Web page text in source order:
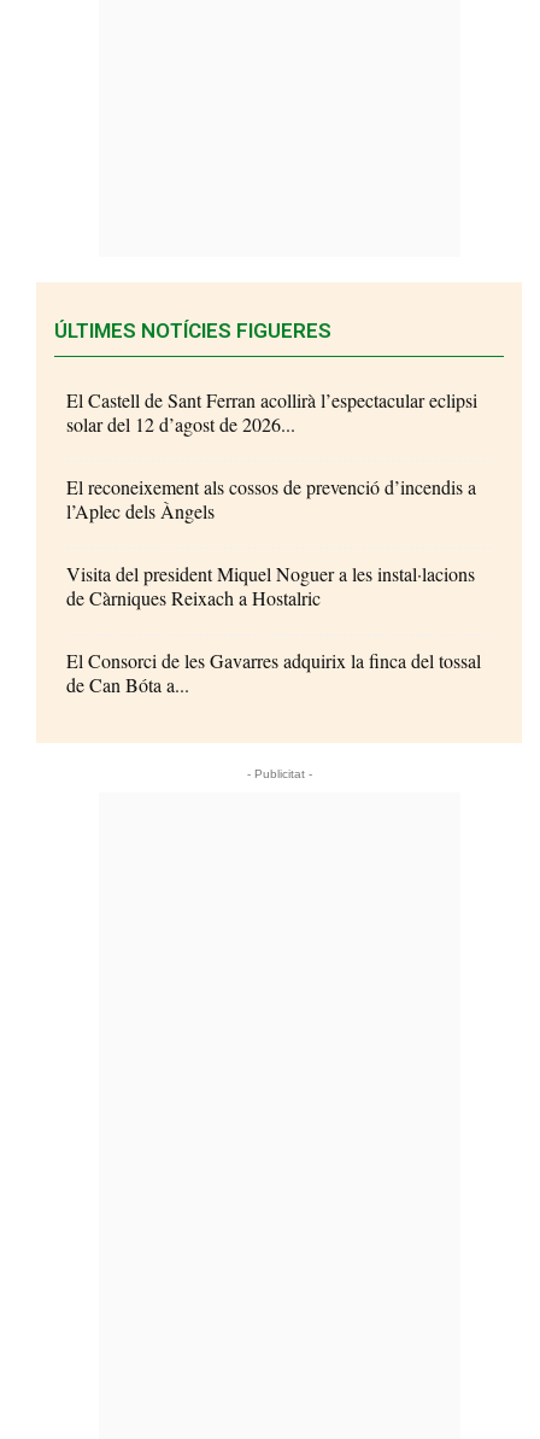
ÚLTIMES NOTÍCIES FIGUERES
El Castell de Sant Ferran acollirà l’espectacular eclipsi
solar del 12 d’agost de 2026...
El reconeixement als cossos de prevenció d’incendis a
l’Aplec dels Àngels
Visita del president Miquel Noguer a les instal·lacions
de Càrniques Reixach a Hostalric
El Consorci de les Gavarres adquirix la finca del tossal
de Can Bóta a...
- Publicitat -